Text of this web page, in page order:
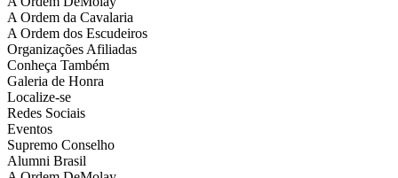
A Ordem da Cavalaria
A Ordem dos Escudeiros
Organizações Afiliadas
Conheça Também
Galeria de Honra
Localize-se
Redes Sociais
Eventos
Supremo Conselho
Alumni Brasil